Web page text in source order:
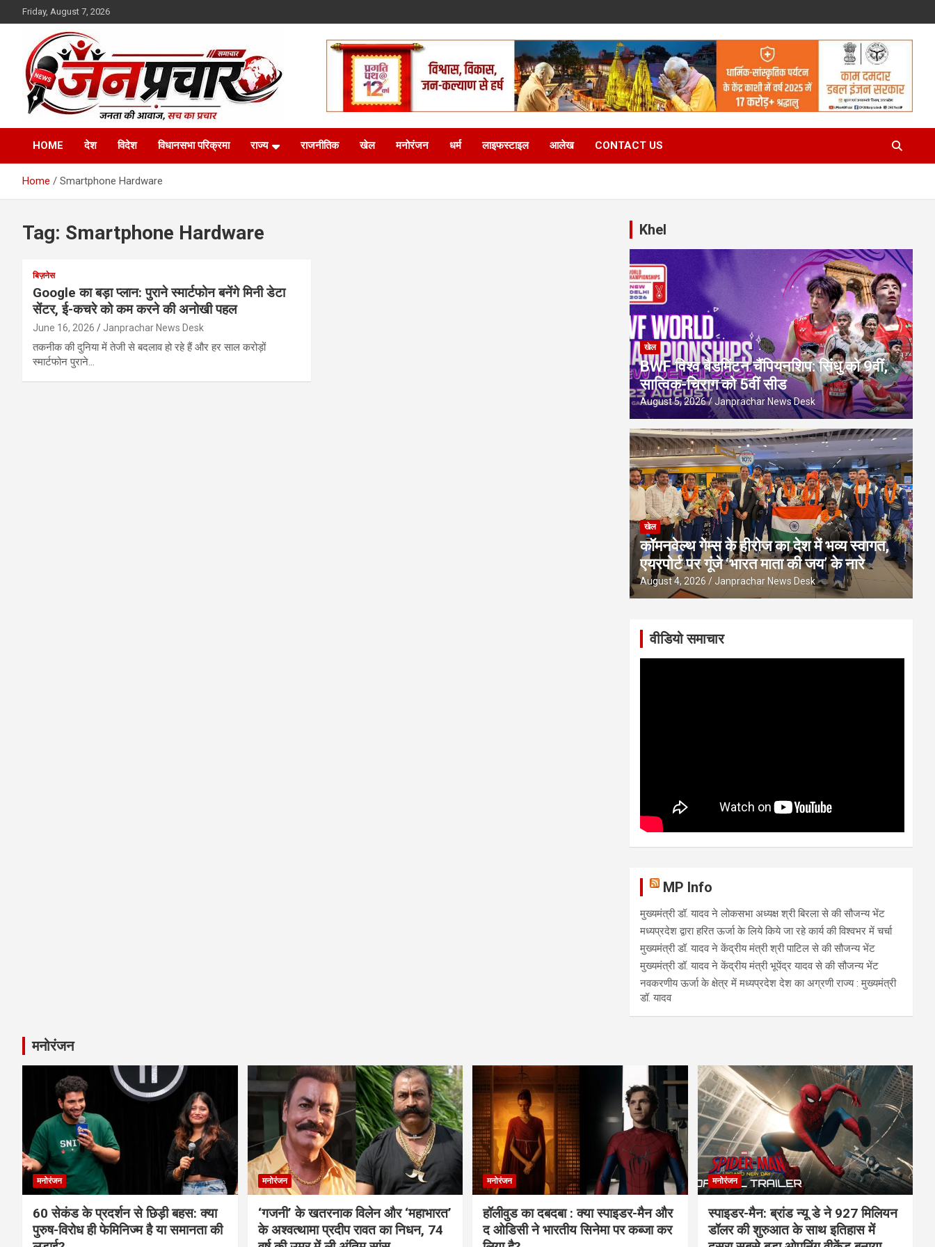
to
Friday, August 7, 2026
:: जनप्रचार ::
Madhya Pradesh News Today | MP News Hindi
HOME
देश विदेश विधानसभा परिक्रमा राज्य राजनीतिक खेल मनोरंजन धर्म लाइफस्टाइल आलेख CONTACT US
Home Smartphone Hardware
Tag: Smartphone Hardware
बिज़नेस
Google का बड़ा प्लान: पुराने स्मार्टफोन बनेंगे मिनी डेटा
सेंटर, ई-कचरे को कम करने की अनोखी पहल
June 16, 2026 Janprachar News Desk
तकनीक की दुनिया में तेजी से बदलाव हो रहे हैं और हर साल करोड़ों
स्मार्टफोन पुराने…
Khel
खेल
BWF विश्व बैडमिंटन चैंपियनशिप: सिंधु को 9वीं,
सात्विक-चिराग को 5वीं सीड
August 5, 2026 Janprachar News Desk
खेल
कॉमनवेल्थ गेम्स के हीरोज का देश में भव्य स्वागत,
एयरपोर्ट पर गूंजे ‘भारत माता की जय’ के नारे
August 4, 2026 Janprachar News Desk
वीडियो समाचार
MP Info
मुख्यमंत्री डॉ. यादव ने लोकसभा अध्यक्ष श्री बिरला से की सौजन्य भेंट
मध्यप्रदेश द्वारा हरित ऊर्जा के लिये किये जा रहे कार्य की विश्वभर में चर्चा
मुख्यमंत्री डॉ. यादव ने केंद्रीय मंत्री श्री पाटिल से की सौजन्य भेंट
मुख्यमंत्री डॉ. यादव ने केंद्रीय मंत्री भूपेंद्र यादव से की सौजन्य भेंट
नवकरणीय ऊर्जा के क्षेत्र में मध्यप्रदेश देश का अग्रणी राज्य : मुख्यमंत्री
डॉ. यादव
मनोरंजन
मनोरंजन
60 सेकंड के प्रदर्शन से छिड़ी बहस: क्या
पुरुष-विरोध ही फेमिनिज्म है या समानता की
मनोरंजन
‘गजनी’ के खतरनाक विलेन और ‘महाभारत’
के अश्वत्थामा प्रदीप रावत का निधन, 74
मनोरंजन
हॉलीवुड का दबदबा : क्या स्पाइडर-मैन और
द ओडिसी ने भारतीय सिनेमा पर कब्जा कर
मनोरंजन
स्पाइडर-मैन: ब्रांड न्यू डे ने 927 मिलियन
डॉलर की शुरुआत के साथ इतिहास में